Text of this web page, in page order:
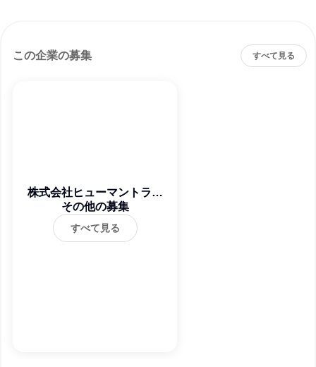
この企業の募集 すべて見る
株式会社ヒューマントラス
ト
その他の募集
すべて見る